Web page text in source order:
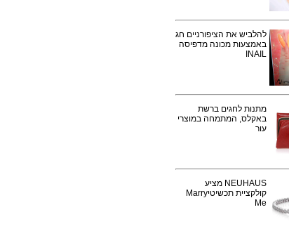
להלביש את הציפורניים חג
באמצעות מכונה מדפיסה
INAIL
מתנות לחגים ברשת
באקלס, המתמחה במוצרי
עור
NEUHAUS מציע
קולקציית תכשיטיMarry
Me